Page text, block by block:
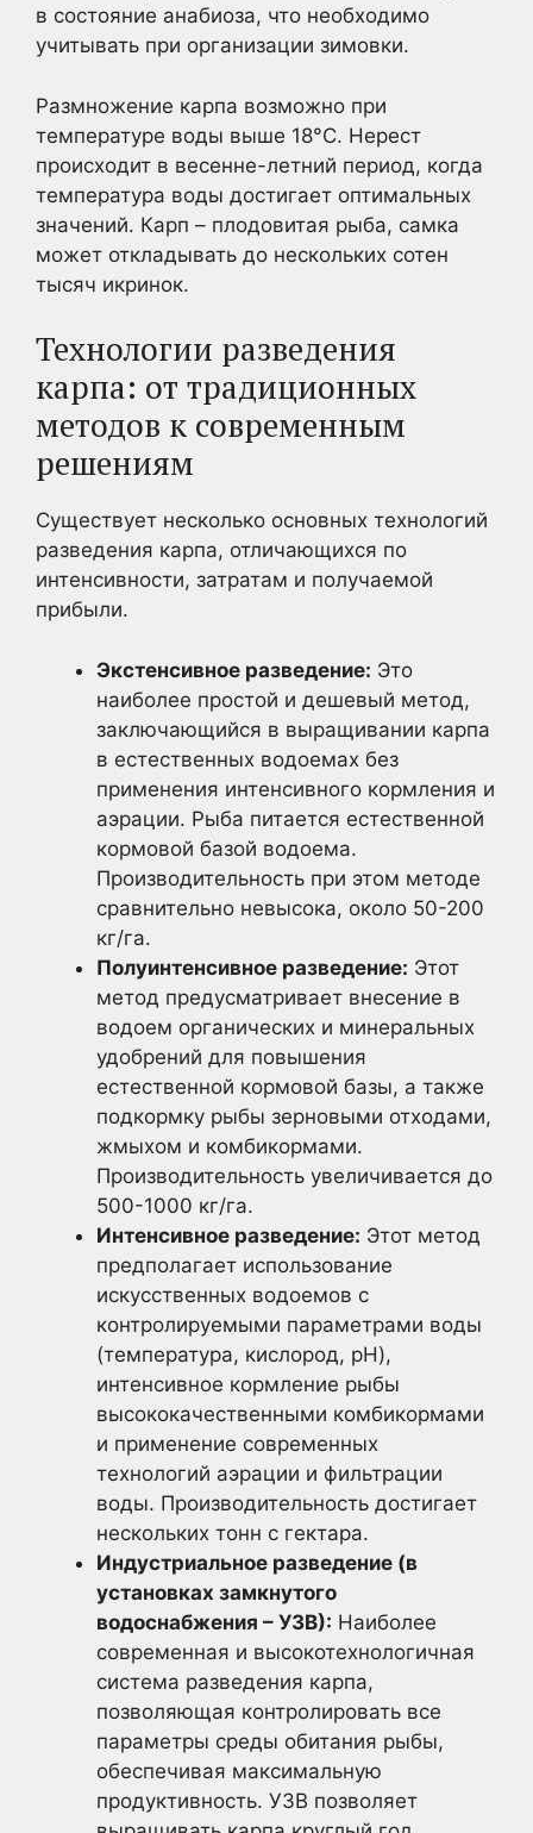
в состояние анабиоза, что необходимо
учитывать при организации зимовки.
Размножение карпа возможно при
температуре воды выше 18°C. Нерест
происходит в весенне-летний период, когда
температура воды достигает оптимальных
значений. Карп – плодовитая рыба, самка
может откладывать до нескольких сотен
тысяч икринок.
Технологии разведения
карпа: от традиционных
методов к современным
решениям
Существует несколько основных технологий
разведения карпа, отличающихся по
интенсивности, затратам и получаемой
прибыли.
Экстенсивное разведение: Это
наиболее простой и дешевый метод,
заключающийся в выращивании карпа
в естественных водоемах без
применения интенсивного кормления и
аэрации. Рыба питается естественной
кормовой базой водоема.
Производительность при этом методе
сравнительно невысока, около 50-200
кг/га.
Полуинтенсивное разведение: Этот
метод предусматривает внесение в
водоем органических и минеральных
удобрений для повышения
естественной кормовой базы, а также
подкормку рыбы зерновыми отходами,
жмыхом и комбикормами.
Производительность увеличивается до
500-1000 кг/га.
Интенсивное разведение: Этот метод
предполагает использование
искусственных водоемов с
контролируемыми параметрами воды
(температура, кислород, pH),
интенсивное кормление рыбы
высококачественными комбикормами
и применение современных
технологий аэрации и фильтрации
воды. Производительность достигает
нескольких тонн с гектара.
Индустриальное разведение (в
установках замкнутого
водоснабжения – УЗВ): Наиболее
современная и высокотехнологичная
система разведения карпа,
позволяющая контролировать все
параметры среды обитания рыбы,
обеспечивая максимальную
продуктивность. УЗВ позволяет